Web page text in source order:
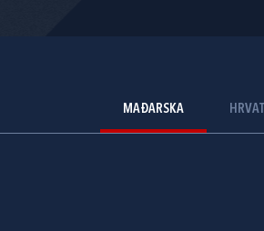
MAĐARSKA